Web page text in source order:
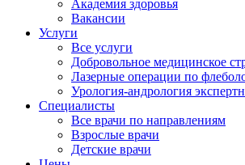
Академия здоровья
Вакансии
Услуги
Все услуги
Добровольное медицинское
Лазерные операции по
Урология-андрология
Специалисты
Все врачи по направлениям
Взрослые врачи
Детские врачи